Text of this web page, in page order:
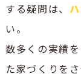
する疑問は、
い。
数多くの実績
た家づくりをさ